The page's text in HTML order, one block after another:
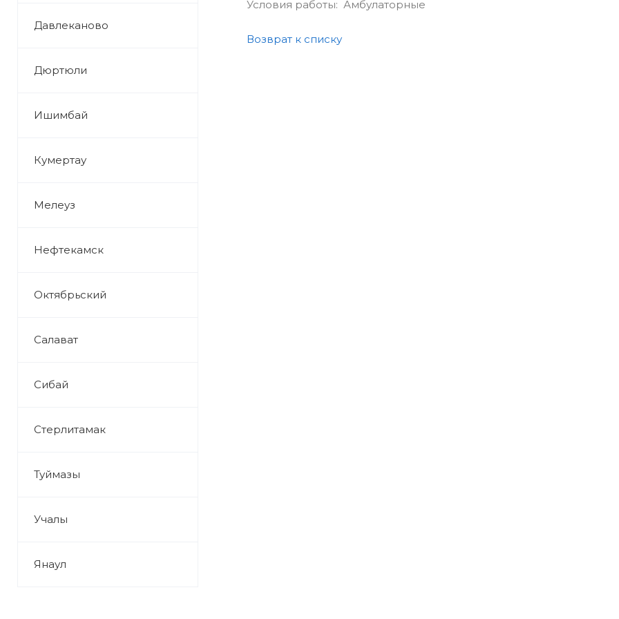
Давлеканово
Дюртюли
Ишимбай
Кумертау
Мелеуз
Нефтекамск
Октябрьский
Салават
Сибай
Стерлитамак
Туймазы
Учалы
Янаул
Условия работы: Амбулаторные
Возврат к списку